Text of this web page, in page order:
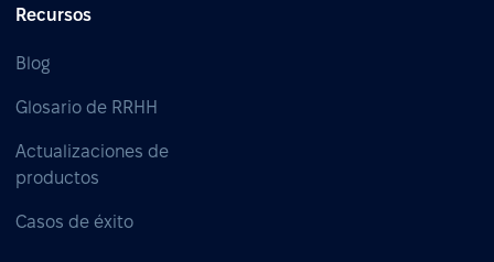
Recursos
Blog
Glosario de RRHH
Actualizaciones de
productos
Casos de éxito